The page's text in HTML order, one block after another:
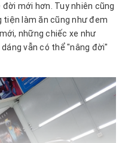
mới hơn. Tuy nhiên cũng
làm ăn cũng như đem
những chiếc xe như
vẫn có thể "nâng đời"